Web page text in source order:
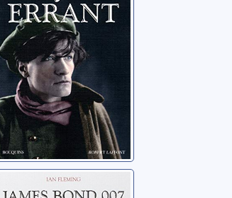
Sue, Eugène
James Bond 007: